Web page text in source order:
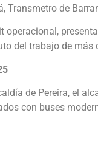
Transmetro de
operacional,
del trabajo de
de Pereira, el
con buses